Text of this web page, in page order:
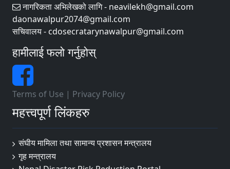
नागरिकता अभिलेखको लागि - neavilekh@gmail.com
daonawalpur2074@gmail.com
सचिवालय - cdosecratarynawalpur@gmail.com
हामीलाई फलो गर्नुहोस्
Terms of Use | Privacy Policy
महत्त्वपूर्ण लिंकहरु
संघीय मामिला तथा सामान्य प्रशासन मन्त्रालय
गृह मन्त्रालय